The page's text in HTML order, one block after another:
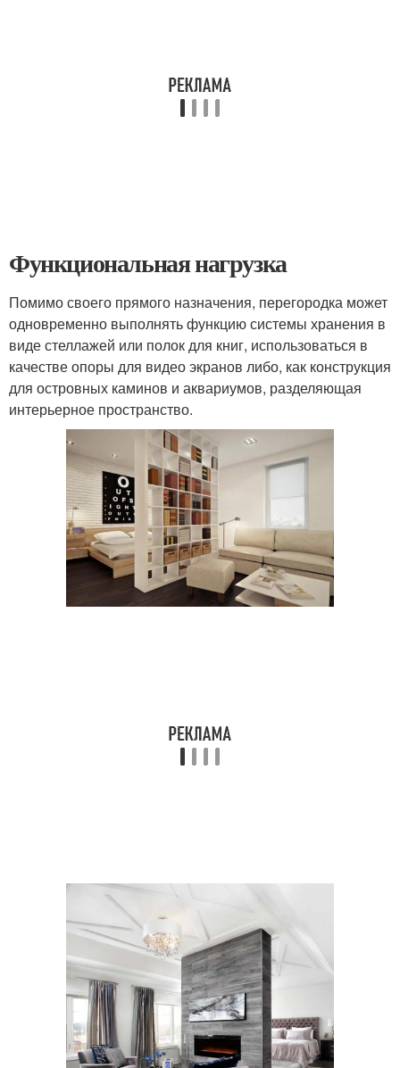
Функциональная нагрузка
Помимо своего прямого назначения, перегородка может
одновременно выполнять функцию системы хранения в
виде стеллажей или полок для книг, использоваться в
качестве опоры для видео экранов либо, как конструкция
для островных каминов и аквариумов, разделяющая
интерьерное пространство.